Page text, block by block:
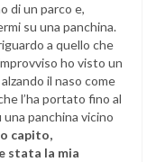
di un parco e,
su una panchina.
a quello che
ho visto un
il naso come
l’ha portato fino al
panchina vicino
capito,
stata la mia